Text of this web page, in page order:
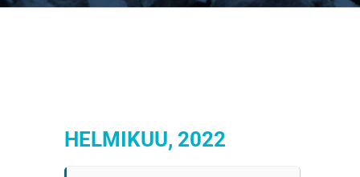
HELMIKUU, 2022